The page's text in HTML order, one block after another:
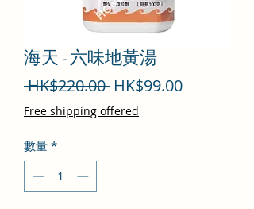
海天 - 六味地黃湯
HK$220.00 一
般
HK$99.00促
Free shipping offered
數量 *